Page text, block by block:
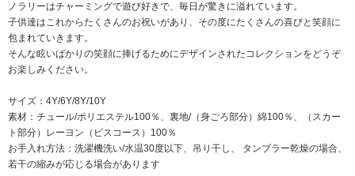
ノラリーはチャーミングで遊び好きで、毎日が驚きに溢れています。
子供達はこれからたくさんのお祝いがあり、その度にたくさんの喜びと笑顔に
包まれていきます。
そんな眩いばかりの笑顔に捧げるためにデザインされたコレクションをどうぞ
お楽しみください。
サイズ：4Y/6Y/8Y/10Y
素材：チュール/ポリエステル100％、裏地/（身ごろ部分）綿100％、（スカー
ト部分）レーヨン（ビスコース）100％
お手入れ方法：洗濯機洗い/水温30度以下、吊り干し、 タンブラー乾燥の場合、
若干の縮みが応じる場合があります